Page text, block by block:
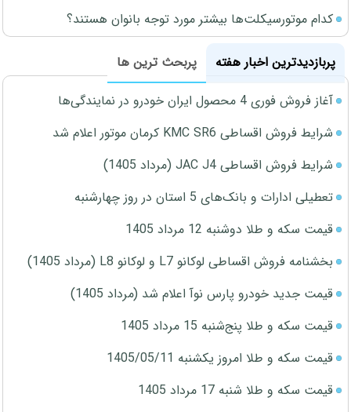
کدام موتورسیکلت‌ها بیشتر مورد توجه بانوان هستند؟
پربازدیدترین اخبار هفته
پربحث ترین ها
آغاز فروش فوری 4 محصول ایران خودرو در نمایندگی‌ها
شرایط فروش اقساطی KMC SR6 کرمان موتور اعلام شد
شرایط فروش اقساطی JAC J4 (مرداد 1405)
تعطیلی ادارات و بانک‌های 5 استان در روز چهارشنبه
قیمت سکه و طلا دوشنبه 12 مرداد 1405
بخشنامه فروش اقساطی لوکانو L7 و لوکانو L8 (مرداد 1405)
قیمت جدید خودرو پارس نوآ اعلام شد (مرداد 1405)
قیمت سکه و طلا پنج‌شنبه 15 مرداد 1405
قیمت سکه و طلا امروز یکشنبه 1405/05/11
قیمت سکه و طلا شنبه 17 مرداد 1405